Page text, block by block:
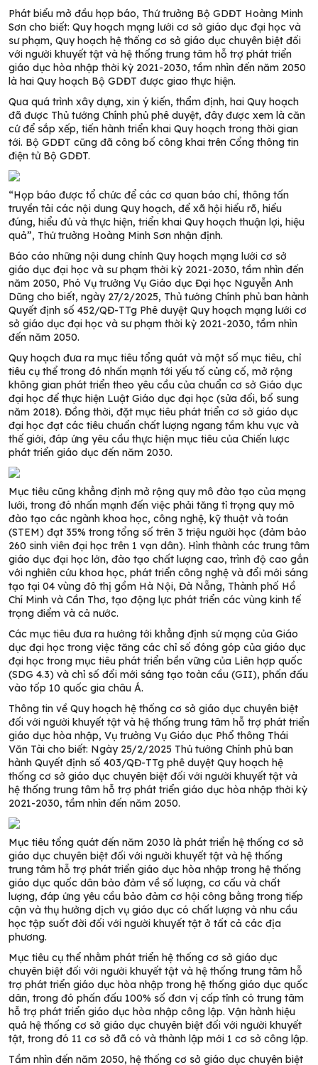
Phát biểu mở đầu họp báo, Thứ trưởng Bộ GDĐT Hoàng Minh
Sơn cho biết: Quy hoạch mạng lưới cơ sở giáo dục đại học và
sư phạm, Quy hoạch hệ thống cơ sở giáo dục chuyên biệt đối
với người khuyết tật và hệ thống trung tâm hỗ trợ phát triển
giáo dục hòa nhập thời kỳ 2021-2030, tầm nhìn đến năm 2050
là hai Quy hoạch Bộ GDĐT được giao thực hiện.
Qua quá trình xây dựng, xin ý kiến, thẩm định, hai Quy hoạch
đã được Thủ tướng Chính phủ phê duyệt, đây được xem là căn
cứ để sắp xếp, tiến hành triển khai Quy hoạch trong thời gian
tới. Bộ GDĐT cũng đã công bố công khai trên Cổng thông tin
điện tử Bộ GDĐT.
“Họp báo được tổ chức để các cơ quan báo chí, thông tấn
truyền tải các nội dung Quy hoạch, để xã hội hiểu rõ, hiểu
đúng, hiểu đủ và thực hiện, triển khai Quy hoạch thuận lợi, hiệu
quả”, Thứ trưởng Hoàng Minh Sơn nhận định.
Báo cáo những nội dung chính Quy hoạch mạng lưới cơ sở
giáo dục đại học và sư phạm thời kỳ 2021-2030, tầm nhìn đến
năm 2050, Phó Vụ trưởng Vụ Giáo dục Đại học Nguyễn Anh
Dũng cho biết, ngày 27/2/2025, Thủ tướng Chính phủ ban hành
Quyết định số 452/QĐ-TTg Phê duyệt Quy hoạch mạng lưới cơ
sở giáo dục đại học và sư phạm thời kỳ 2021-2030, tầm nhìn
đến năm 2050.
Quy hoạch đưa ra mục tiêu tổng quát và một số mục tiêu, chỉ
tiêu cụ thể trong đó nhấn mạnh tới yếu tố củng cố, mở rộng
không gian phát triển theo yêu cầu của chuẩn cơ sở Giáo dục
đại học để thực hiện Luật Giáo dục đại học (sửa đổi, bổ sung
năm 2018). Đồng thời, đặt mục tiêu phát triển cơ sở giáo dục
đại học đạt các tiêu chuẩn chất lượng ngang tầm khu vực và
thế giới, đáp ứng yêu cầu thực hiện mục tiêu của Chiến lược
phát triển giáo dục đến năm 2030.
Mục tiêu cũng khẳng định mở rộng quy mô đào tạo của mạng
lưới, trong đó nhấn mạnh đến việc phải tăng tỉ trọng quy mô
đào tạo các ngành khoa học, công nghệ, kỹ thuật và toán
(STEM) đạt 35% trong tổng số trên 3 triệu người học (đảm bảo
260 sinh viên đại học trên 1 vạn dân). Hình thành các trung tâm
giáo dục đại học lớn, đào tạo chất lượng cao, trình độ cao gắn
với nghiên cứu khoa học, phát triển công nghệ và đổi mới sáng
tạo tại 04 vùng đô thị gồm Hà Nội, Đà Nẵng, Thành phố Hồ
Chí Minh và Cần Thơ, tạo động lực phát triển các vùng kinh tế
trọng điểm và cả nước.
Các mục tiêu đưa ra hướng tới khẳng định sứ mạng của Giáo
dục đại học trong việc tăng các chỉ số đóng góp của giáo dục
đại học trong mục tiêu phát triển bền vững của Liên hợp quốc
(SDG 4.3) và chỉ số đổi mới sáng tạo toàn cầu (GII), phấn đấu
vào tốp 10 quốc gia châu Á.
Thông tin về Quy hoạch hệ thống cơ sở giáo dục chuyên biệt
đối với người khuyết tật và hệ thống trung tâm hỗ trợ phát triển
giáo dục hòa nhập, Vụ trưởng Vụ Giáo dục Phổ thông Thái
Văn Tài cho biết: Ngày 25/2/2025 Thủ tướng Chính phủ ban
hành Quyết định số 403/QĐ-TTg phê duyệt Quy hoạch hệ
thống cơ sở giáo dục chuyên biệt đối với người khuyết tật và
hệ thống trung tâm hỗ trợ phát triển giáo dục hòa nhập thời kỳ
2021-2030, tầm nhìn đến năm 2050.
Mục tiêu tổng quát đến năm 2030 là phát triển hệ thống cơ sở
giáo dục chuyên biệt đối với người khuyết tật và hệ thống
trung tâm hỗ trợ phát triển giáo dục hòa nhập trong hệ thống
giáo dục quốc dân bảo đảm về số lượng, cơ cấu và chất
lượng, đáp ứng yêu cầu bảo đảm cơ hội công bằng trong tiếp
cận và thụ hưởng dịch vụ giáo dục có chất lượng và nhu cầu
học tập suốt đời đối với người khuyết tật ở tất cả các địa
phương.
Mục tiêu cụ thể nhằm phát triển hệ thống cơ sở giáo dục
chuyên biệt đối với người khuyết tật và hệ thống trung tâm hỗ
trợ phát triển giáo dục hòa nhập trong hệ thống giáo dục quốc
dân, trong đó phấn đấu 100% số đơn vị cấp tỉnh có trung tâm
hỗ trợ phát triển giáo dục hòa nhập công lập. Vận hành hiệu
quả hệ thống cơ sở giáo dục chuyên biệt đối với người khuyết
tật, trong đó 11 cơ sở đã có và thành lập mới 1 cơ sở công lập.
Tầm nhìn đến năm 2050, hệ thống cơ sở giáo dục chuyên biệt